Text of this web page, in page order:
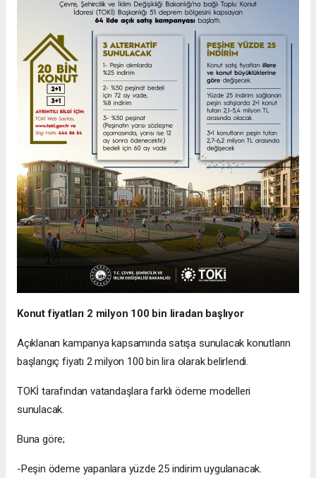
Konut fiyatları 2 milyon 100 bin liradan başlıyor
Açıklanan kampanya kapsamında satışa sunulacak konutların
başlangıç fiyatı 2 milyon 100 bin lira olarak belirlendi.
TOKİ tarafından vatandaşlara farklı ödeme modelleri
sunulacak.
Buna göre;
-Peşin ödeme yapanlara yüzde 25 indirim uygulanacak.